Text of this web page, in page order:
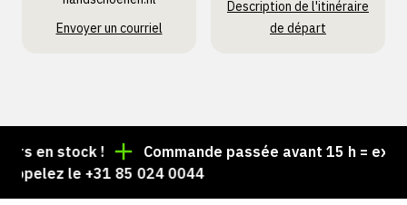
Envoyer un courriel
Description de l'itinéraire
de départ
en stock !
Commande passée avant 15 h =
le +31 85 024 0044